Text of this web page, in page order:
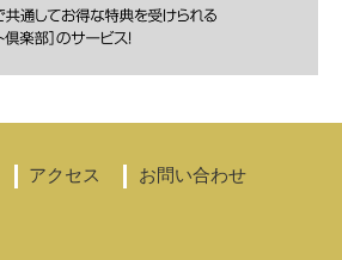
アクセス お問い合わせ